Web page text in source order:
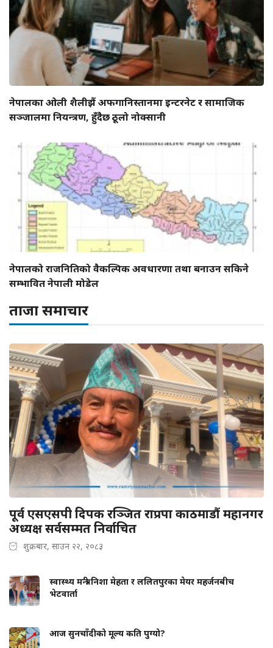
नेपालका ओली शैलीझैं अफगानिस्तानमा इन्टरनेट र सामाजिक
सञ्जालमा नियन्त्रण, हुँदैछ ठूलो नोक्सानी
नेपालको राजनितिको वैकल्पिक अवधारणा तथा बनाउन सकिने
सम्भावित नेपाली मोडेल
ताजा समाचार
पूर्व एसएसपी दिपक रञ्जित राप्रपा काठमाडौं महानगर
अध्यक्ष सर्वसम्मत निर्वाचित
शुक्रबार, साउन २२, २०८३
स्वास्थ्य मन्त्री निशा मेहता र ललितपुरका मेयर महर्जनबीच
भेटवार्ता
आज सुनचाँदीको मूल्य कति पुग्यो?